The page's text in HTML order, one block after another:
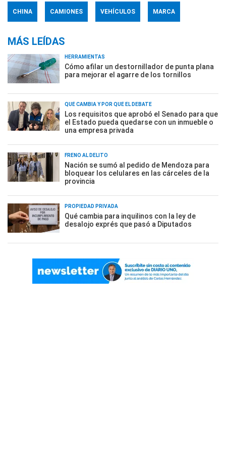
CHINA CAMIONES VEHÍCULOS MARCA
MÁS LEÍDAS
HERRAMIENTAS
Cómo afilar un destornillador de punta plana
para mejorar el agarre de los tornillos
QUÉ CAMBIA Y POR QUÉ EL DEBATE
Los requisitos que aprobó el Senado para que
el Estado pueda quedarse con un inmueble o
una empresa privada
FRENO AL DELITO
Nación se sumó al pedido de Mendoza para
bloquear los celulares en las cárceles de la
provincia
PROPIEDAD PRIVADA
Qué cambia para inquilinos con la ley de
desalojo exprés que pasó a Diputados